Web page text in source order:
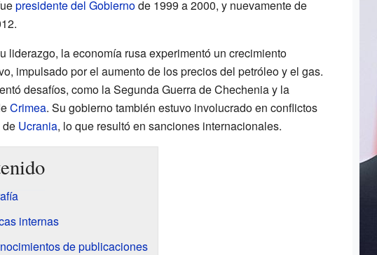
presidente del Gobiernode 1999 a 2000, y nuevamente de
liderazgo, la economía rusa experimentó un crecimiento
impulsado por el aumento de los precios del petróleo y el gas.
desafíos, como la Segunda Guerra de Chechenia y la
Crimea. Su gobierno también estuvo involucrado en conflictos
de Ucrania, lo que resultó en sanciones internacionales.
internas
de publicaciones